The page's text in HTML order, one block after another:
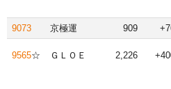
9073
京極運 909
9565☆ ＧＬＯＥ 2,226